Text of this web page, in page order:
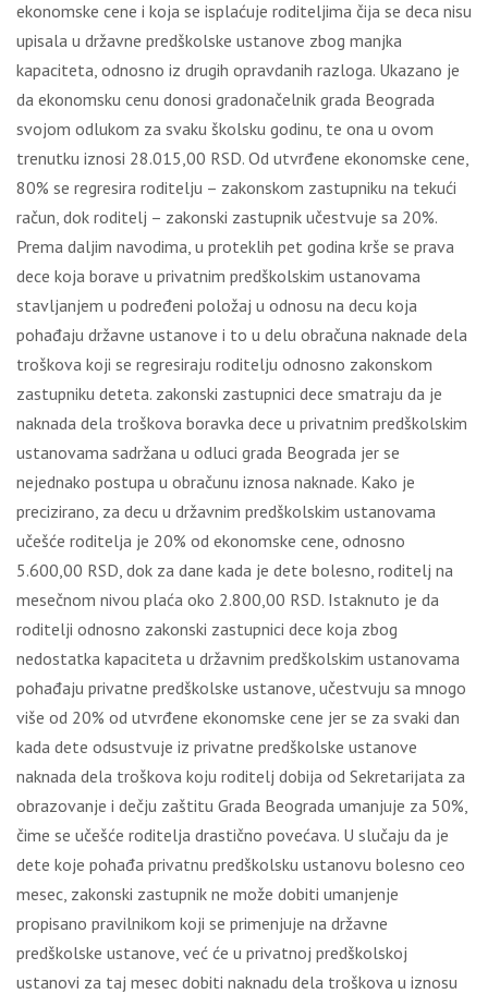
ekonomske cene i koja se isplaćuje roditeljima čija se deca nisu
upisala u državne predškolske ustanove zbog manjka
kapaciteta, odnosno iz drugih opravdanih razloga. Ukazano je
da ekonomsku cenu donosi gradonačelnik grada Beograda
svojom odlukom za svaku školsku godinu, te ona u ovom
trenutku iznosi 28.015,00 RSD. Od utvrđene ekonomske cene,
80% se regresira roditelju – zakonskom zastupniku na tekući
račun, dok roditelj – zakonski zastupnik učestvuje sa 20%.
Prema daljim navodima, u proteklih pet godina krše se prava
dece koja borave u privatnim predškolskim ustanovama
stavljanjem u podređeni položaj u odnosu na decu koja
pohađaju državne ustanove i to u delu obračuna naknade dela
troškova koji se regresiraju roditelju odnosno zakonskom
zastupniku deteta. zakonski zastupnici dece smatraju da je
naknada dela troškova boravka dece u privatnim predškolskim
ustanovama sadržana u odluci grada Beograda jer se
nejednako postupa u obračunu iznosa naknade. Kako je
precizirano, za decu u državnim predškolskim ustanovama
učešće roditelja je 20% od ekonomske cene, odnosno
5.600,00 RSD, dok za dane kada je dete bolesno, roditelj na
mesečnom nivou plaća oko 2.800,00 RSD. Istaknuto je da
roditelji odnosno zakonski zastupnici dece koja zbog
nedostatka kapaciteta u državnim predškolskim ustanovama
pohađaju privatne predškolske ustanove, učestvuju sa mnogo
više od 20% od utvrđene ekonomske cene jer se za svaki dan
kada dete odsustvuje iz privatne predškolske ustanove
naknada dela troškova koju roditelj dobija od Sekretarijata za
obrazovanje i dečju zaštitu Grada Beograda umanjuje za 50%,
čime se učešće roditelja drastično povećava. U slučaju da je
dete koje pohađa privatnu predškolsku ustanovu bolesno ceo
mesec, zakonski zastupnik ne može dobiti umanjenje
propisano pravilnikom koji se primenjuje na državne
predškolske ustanove, već će u privatnoj predškolskoj
ustanovi za taj mesec dobiti naknadu dela troškova u iznosu